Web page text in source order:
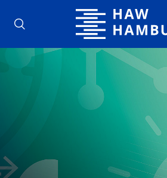
Hochschule für